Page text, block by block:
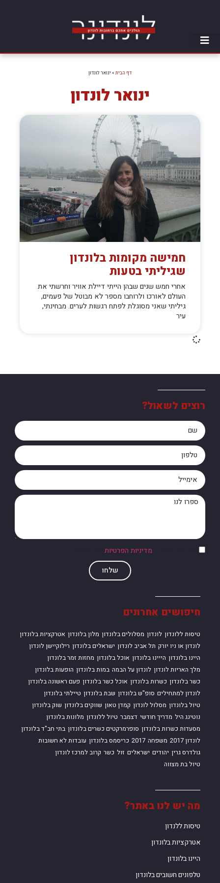
דף הבית » ינואר לונדון
ינואר לונדון
חמישה מקומות בלונדון
שגיליתי בטעות
אחרי חמש שנים שבהן הייתי דיילת אוויר וחרשתי את
העולם לאורכו ולרוחבו מספר לא מבוטל של פעמים,
גיליתי שאני מסוגלת לפתח רגשות לערים. מבחינתי,
עיר
מה יש לנו באתר?
טיסות ללנדון
אטרקציות בלונדון
היינו בלונדון
טלפונים חשובים בלונדון
חיפושים אחרונים
טיסות ללונדון לונדון מסלולים בלונדון מלון בלונדון אטרקציות בלונדון
לונדון או ניו יורק תל אביב לונדון ישראלים בלונדון רילוקיישן לונדון
היינו בלונדון הייינו בלונדון אוכל בלונדון מחזות זמר בלונדון
מלך האריות לונדון לונדון על הבמה במות בלונדון הופעות בלונדון
כשר בלונדון כשרות בלונדון אוכל כשר בלונדון פעם ראשונה בלונדון
לונדון למתחילים סופ"ש בלונדון שבת בלונדון טיילתי בלונדון
טיול בלונדון מסלול לונדון קמדן טאון שווקים בלונדון שוק בלונדון
נוטינג היל מדריך חודשי דצמבר טיול ללונדון מלונות בלונדון
מסעדות כשרות בלונדון סופרמרקטים כשרים בלונדון בתי חב"ד בלונדון
לונדון 2017
משפחה 2017 כריסמס בלונדון עובדות לא חשובות
גולדרס גרין יהודים ישראלים זול כשר קרוב למרכז לונדון
טיול בת מצווה
רוצים לשאול?
מדיניות הפרטיות
שלחו